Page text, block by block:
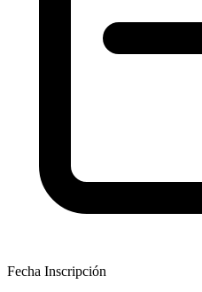
Fecha Inscripción